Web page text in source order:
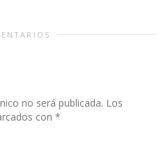
no será publicada. Los
con *